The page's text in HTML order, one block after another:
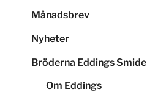
Månadsbrev
Nyheter
Bröderna Eddings Smide
Om Eddings